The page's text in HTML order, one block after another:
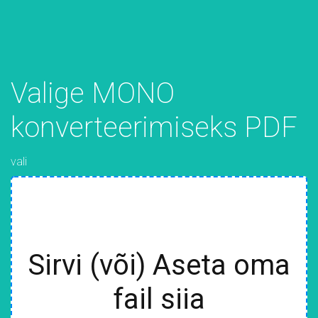
Valige MONO
konverteerimiseks PDF
vali
Sirvi (või) Aseta oma
fail siia